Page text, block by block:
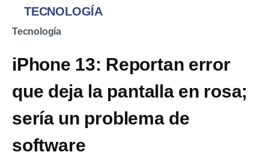
TECNOLOGÍA
Tecnología
iPhone 13: Reportan error
que deja la pantalla en rosa;
sería un problema de
software